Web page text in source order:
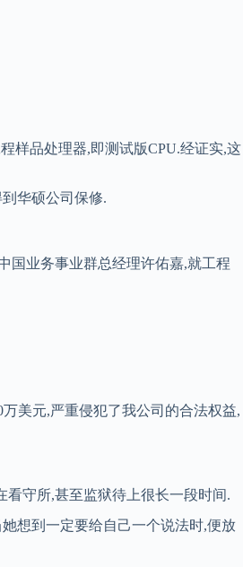
样品处理器,即测试版CPU.经证实,这
华硕公司保修.
国业务事业群总经理许佑嘉,就工程
美元,严重侵犯了我公司的合法权益,
看守所,甚至监狱待上很长一段时间.
想到一定要给自己一个说法时,便放